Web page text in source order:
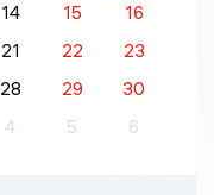
14 15
16
21 22
23
28 29
30
4 5 6